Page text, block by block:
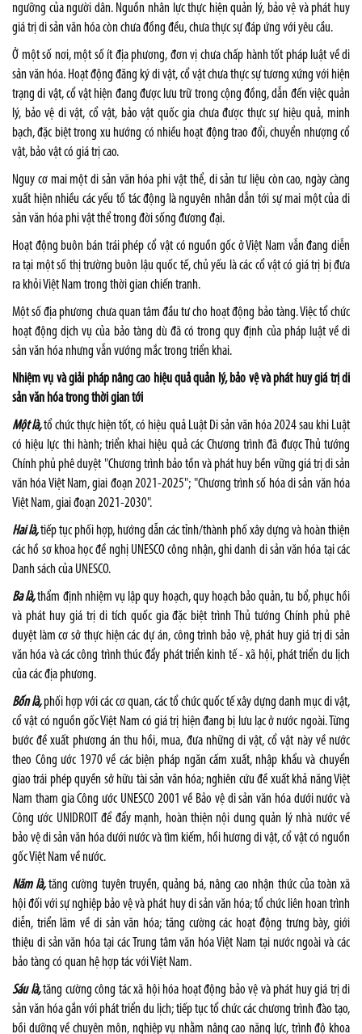
ngưỡng của người dân. Nguồn nhân lực thực hiện quản lý, bảo vệ và phát huy
giá trị di sản văn hóa còn chưa đồng đều, chưa thực sự đáp ứng với yêu cầu.
Ở một số nơi, một số ít địa phương, đơn vị chưa chấp hành tốt pháp luật về di
sản văn hóa. Hoạt động đăng ký di vật, cổ vật chưa thực sự tương xứng với hiện
trạng di vật, cổ vật hiện đang được lưu trữ trong cộng đồng, dẫn đến việc quản
lý, bảo vệ di vật, cổ vật, bảo vật quốc gia chưa được thực sự hiệu quả, minh
bạch, đặc biệt trong xu hướng có nhiều hoạt động trao đổi, chuyển nhượng cổ
vật, bảo vật có giá trị cao.
Nguy cơ mai một di sản văn hóa phi vật thể, di sản tư liệu còn cao, ngày càng
xuất hiện nhiều các yếu tố tác động là nguyên nhân dẫn tới sự mai một của di
sản văn hóa phi vật thể trong đời sống đương đại.
Hoạt động buôn bán trái phép cổ vật có nguồn gốc ở Việt Nam vẫn đang diễn
ra tại một số thị trường buôn lậu quốc tế, chủ yếu là các cổ vật có giá trị bị đưa
ra khỏi Việt Nam trong thời gian chiến tranh.
Một số địa phương chưa quan tâm đầu tư cho hoạt động bảo tàng. Việc tổ chức
hoạt động dịch vụ của bảo tàng dù đã có trong quy định của pháp luật về di
sản văn hóa nhưng vẫn vướng mắc trong triển khai.
Nhiệm vụ và giải pháp nâng cao hiệu quả quản lý, bảo vệ và phát huy giá trị di
sản văn hóa trong thời gian tới
Một là,tổ chức thực hiện tốt, có hiệu quả Luật Di sản văn hóa 2024 sau khi Luật
có hiệu lực thi hành; triển khai hiệu quả các Chương trình đã được Thủ tướng
Chính phủ phê duyệt "Chương trình bảo tồn và phát huy bền vững giá trị di sản
văn hóa Việt Nam, giai đoạn 2021-2025"; "Chương trình số hóa di sản văn hóa
Việt Nam, giai đoạn 2021-2030".
Hai là,tiếp tục phối hợp, hướng dẫn các tỉnh/thành phố xây dựng và hoàn thiện
các hồ sơ khoa học đề nghị UNESCO công nhận, ghi danh di sản văn hóa tại các
Danh sách của UNESCO.
Ba là,thẩm định nhiệm vụ lập quy hoạch, quy hoạch bảo quản, tu bổ, phục hồi
và phát huy giá trị di tích quốc gia đặc biệt trình Thủ tướng Chính phủ phê
duyệt làm cơ sở thực hiện các dự án, công trình bảo vệ, phát huy giá trị di sản
văn hóa và các công trình thúc đẩy phát triển kinh tế - xã hội, phát triển du lịch
của các địa phương.
Bốn là,phối hợp với các cơ quan, các tổ chức quốc tế xây dựng danh mục di vật,
cổ vật có nguồn gốc Việt Nam có giá trị hiện đang bị lưu lạc ở nước ngoài. Từng
bước đề xuất phương án thu hồi, mua, đưa những di vật, cổ vật này về nước
theo Công ước 1970 về các biện pháp ngăn cấm xuất, nhập khẩu và chuyển
giao trái phép quyền sở hữu tài sản văn hóa; nghiên cứu đề xuất khả năng Việt
Nam tham gia Công ước UNESCO 2001 về Bảo vệ di sản văn hóa dưới nước và
Công ước UNIDROIT để đẩy mạnh, hoàn thiện nội dung quản lý nhà nước về
bảo vệ di sản văn hóa dưới nước và tìm kiếm, hồi hương di vật, cổ vật có nguồn
gốc Việt Nam về nước.
Năm là,tăng cường tuyên truyền, quảng bá, nâng cao nhận thức của toàn xã
hội đối với sự nghiệp bảo vệ và phát huy di sản văn hóa; tổ chức liên hoan trình
diễn, triển lãm về di sản văn hóa; tăng cường các hoạt động trưng bày, giới
thiệu di sản văn hóa tại các Trung tâm văn hóa Việt Nam tại nước ngoài và các
bảo tàng có quan hệ hợp tác với Việt Nam.
Sáu là,tăng cường công tác xã hội hóa hoạt động bảo vệ và phát huy giá trị di
sản văn hóa gắn với phát triển du lịch; tiếp tục tổ chức các chương trình đào tạo,
bồi dưỡng về chuyên môn, nghiệp vụ nhằm nâng cao năng lực, trình độ khoa